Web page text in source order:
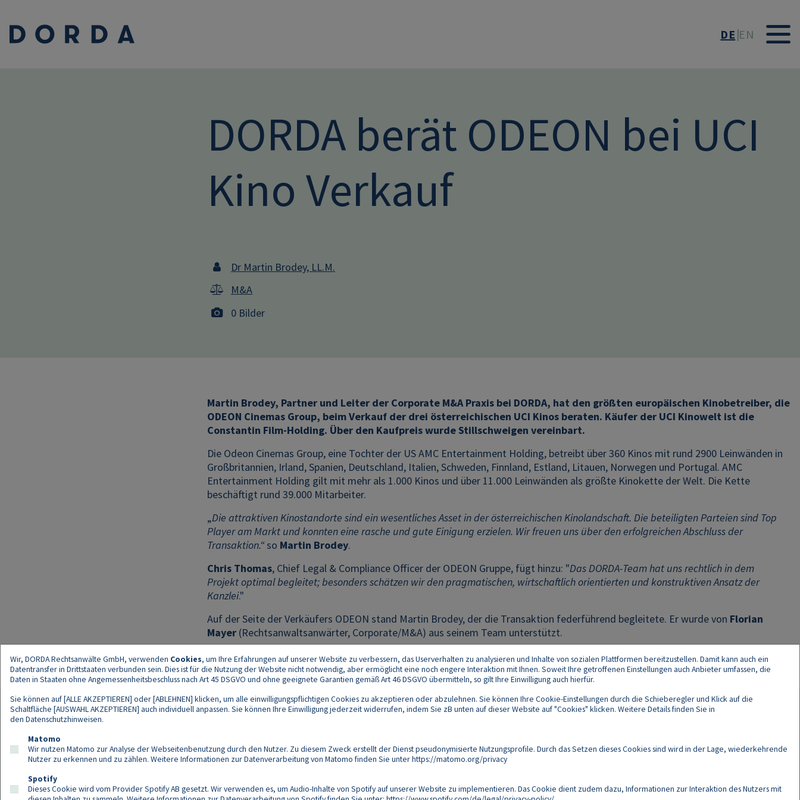
DE EN
DORDA berät ODEON bei UCI
Kino Verkauf
Dr Martin Brodey, LL.M.
M&A
0 Bilder
Martin Brodey, Partner und Leiter der Corporate M&A Praxis bei DORDA, hat den größten europäischen Kinobetreiber, die
ODEON Cinemas Group, beim Verkauf der drei österreichischen UCI Kinos beraten. Käufer der UCI Kinowelt ist die
Constantin Film-Holding. Über den Kaufpreis wurde Stillschweigen vereinbart.
Die Odeon Cinemas Group, eine Tochter der US AMC Entertainment Holding, betreibt über 360 Kinos mit rund 2900 Leinwänden in
Großbritannien, Irland, Spanien, Deutschland, Italien, Schweden, Finnland, Estland, Litauen, Norwegen und Portugal. AMC
Entertainment Holding gilt mit mehr als 1.000 Kinos und über 11.000 Leinwänden als größte Kinokette der Welt. Die Kette
beschäftigt rund 39.000 Mitarbeiter.
„Die attraktiven Kinostandorte sind ein wesentliches Asset in der österreichischen Kinolandschaft. Die beteiligten Parteien sind Top
Player am Markt und konnten eine rasche und gute Einigung erzielen. Wir freuen uns über den erfolgreichen Abschluss der
Transaktion.“so Martin Brodey.
Chris Thomas, Chief Legal & Compliance Officer der ODEON Gruppe, fügt hinzu: "Das DORDA-Team hat uns rechtlich in dem
Projekt optimal begleitet; besonders schätzen wir den pragmatischen, wirtschaftlich orientierten und konstruktiven Ansatz der
Kanzlei."
Auf der Seite der Verkäufers ODEON stand Martin Brodey, der die Transaktion federführend begleitete. Er wurde von Florian
Mayer (Rechtsanwaltsanwärter, Corporate/M&A) aus seinem Team unterstützt.
Footer
Wir, DORDA Rechtsanwälte GmbH, verwenden Cookies, um Ihre Erfahrungen auf unserer Website zu verbessern, das Userverhalten zu analysieren und Inhalte von sozialen Plattformen bereitzustellen. Damit kann auch ein
Datentransfer in Drittstaaten verbunden sein. Dies ist für die Nutzung der Website nicht notwendig, aber ermöglicht eine noch engere Interaktion mit Ihnen. Soweit Ihre getroffenen Einstellungen auch Anbieter umfassen, die
Daten in Staaten ohne Angemessenheitsbeschluss nach Art 45 DSGVO und ohne geeignete Garantien gemäß Art 46 DSGVO übermitteln, so gilt Ihre Einwilligung auch hierfür.
Sie können auf [ALLE AKZEPTIEREN] oder [ABLEHNEN] klicken, um alle einwilligungspflichtigen Cookies zu akzeptieren oder abzulehnen. Sie können Ihre Cookie-Einstellungen durch die Schieberegler und Klick auf die
Schaltfläche [AUSWAHL AKZEPTIEREN] auch individuell anpassen. Sie können Ihre Einwilligung jederzeit widerrufen, indem Sie zB unten auf dieser Website auf "Cookies" klicken. Weitere Details finden Sie in
den Datenschutzhinweisen.
Matomo
Wir nutzen Matomo zur Analyse der Webseitenbenutzung durch den Nutzer. Zu diesem Zweck erstellt der Dienst pseudonymisierte Nutzungsprofile. Durch das Setzen dieses Cookies sind wird in der Lage, wiederkehrende
Nutzer zu erkennen und zu zählen. Weitere Informationen zur Datenverarbeitung von Matomo finden Sie unterhttps://matomo.org/privacy
Spotify
Dieses Cookie wird vom Provider Spotify AB gesetzt. Wir verwenden es, um Audio-Inhalte von Spotify auf unserer Website zu implementieren. Das Cookie dient zudem dazu, Informationen zur Interaktion des Nutzers mit
Follow us on: